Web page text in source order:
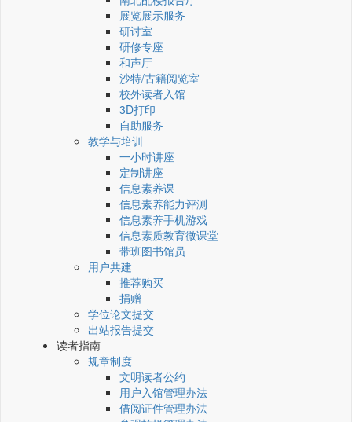
展览展示服务
研讨室
研修专座
和声厅
沙特/古籍阅览室
校外读者入馆
3D打印
自助服务
教学与培训
一小时讲座
定制讲座
信息素养课
信息素养能力评测
信息素养手机游戏
信息素质教育微课堂
带班图书馆员
用户共建
推荐购买
捐赠
学位论文提交
出站报告提交
读者指南
规章制度
文明读者公约
用户入馆管理办法
借阅证件管理办法